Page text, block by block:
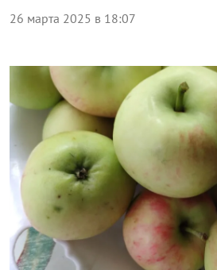
26 марта 2025 в 18:07
Общество